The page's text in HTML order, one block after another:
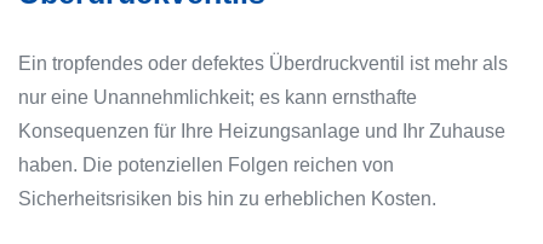
Ein tropfendes oder defektes Überdruckventil ist mehr als
nur eine Unannehmlichkeit; es kann ernsthafte
Konsequenzen für Ihre Heizungsanlage und Ihr Zuhause
haben. Die potenziellen Folgen reichen von
Sicherheitsrisiken bis hin zu erheblichen Kosten.